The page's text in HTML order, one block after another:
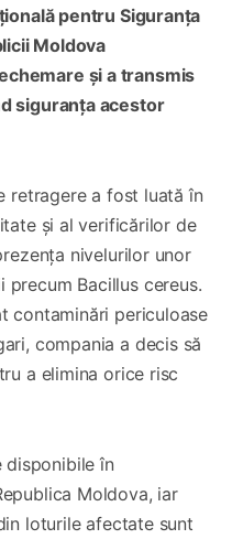
pentru Siguranța
Moldova
și a transmis
siguranța acestor
retragere a fost luată în
și al verificărilor de
nivelurilor unor
Bacillus cereus.
contaminări periculoase
compania a decis să
a elimina orice risc
disponibile în
Moldova, iar
loturile afectate sunt